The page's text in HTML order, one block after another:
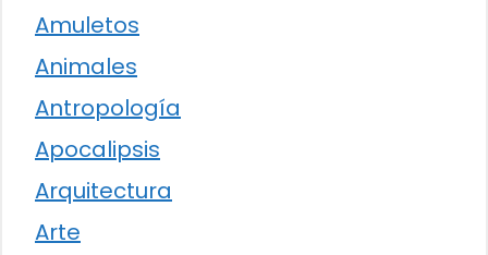
Amuletos
Animales
Antropología
Apocalipsis
Arquitectura
Arte